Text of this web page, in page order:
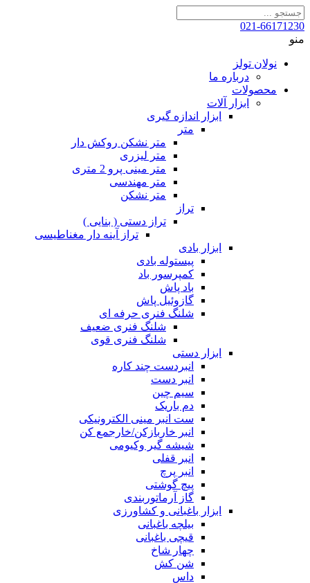
021-66171230
منو
نولان تولز
درباره ما
محصولات
ابزار آلات
ابزار اندازه گیری
متر
متر نشکن روکش دار
متر لیزری
متر مینی پرو 2 متری
متر مهندسی
متر نشکن
تراز
تراز دستی ( بنایی )
تراز آینه دار مغناطیسی
ابزار بادی
پیستوله بادی
کمپرسور باد
باد پاش
گازوئیل پاش
شلنگ فنری حرفه ای
شلنگ فنری ضعیف
شلنگ فنری قوی
ابزار دستی
انبردست چند کاره
انبر دست
سیم چین
دم باریک
ست انبر مینی الکترونیکی
انبر خاربازکن/خارجمع کن
شیشه گیر وکیومی
انبر قفلی
انبر پرچ
پیچ گوشتی
گاز آرماتوربندی
ابزار باغبانی و کشاورزی
بیلچه باغبانی
قیچی باغبانی
چهار شاخ
شن کش
داس